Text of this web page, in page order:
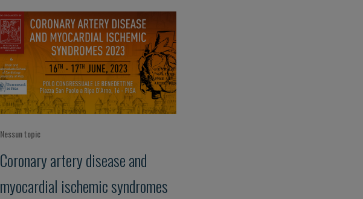
Nessun topic
Coronary artery disease and
myocardial ischemic syndromes